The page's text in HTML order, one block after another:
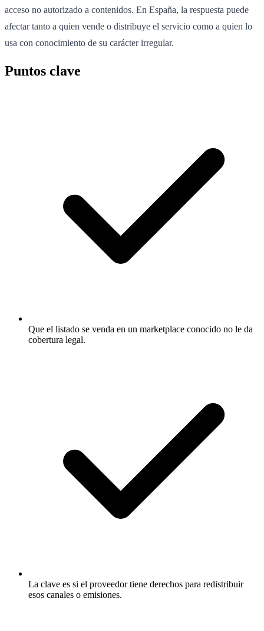
acceso no autorizado a contenidos. En España, la respuesta puede
afectar tanto a quien vende o distribuye el servicio como a quien lo
usa con conocimiento de su carácter irregular.
Puntos clave
Que el listado se venda en un marketplace conocido no le da
cobertura legal.
La clave es si el proveedor tiene derechos para redistribuir
esos canales o emisiones.